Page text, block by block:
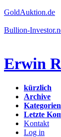
GoldAuktion.de
Bullion-
Erwin
kürzlich
Archive
Kategorien
Letzte
Kontakt
Log in